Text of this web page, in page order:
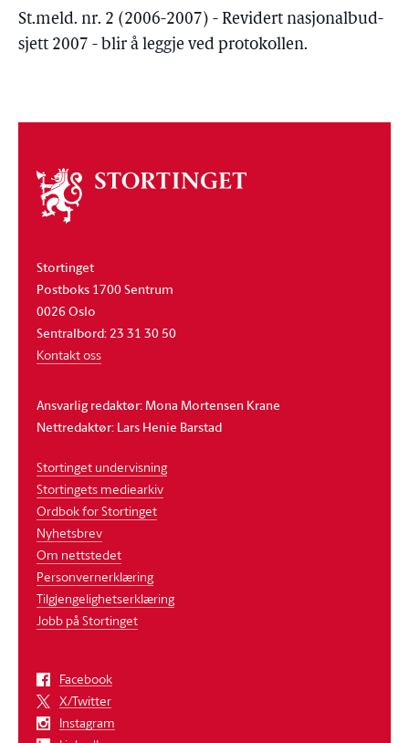
St.meld. nr. 2 (2006-2007) - Revidert nasjonalbud­
sjett 2007 - blir å leggje ved protokollen.
Om
stortinget
Stortinget
Postboks 1700 Sentrum
0026 Oslo
Sentralbord: 23 31 30 50
Kontakt oss
Ansvarlig redaktør: Mona Mortensen Krane
Nettredaktør: Lars Henie Barstad
Stortinget undervisning
Stortingets mediearkiv
Ordbok for Stortinget
Nyhetsbrev
Om nettstedet
Personvernerklæring
Tilgjengelighetserklæring
Jobb på Stortinget
Facebook
X/Twitter
Instagram